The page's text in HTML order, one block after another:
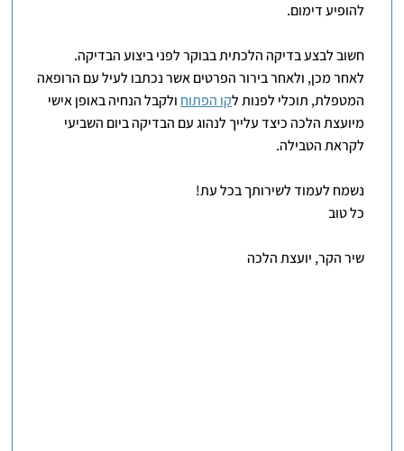
להופיע דימום.
חשוב לבצע בדיקה הלכתית בבוקר לפני ביצוע הבדיקה.
לאחר מכן, ולאחר בירור הפרטים אשר נכתבו לעיל עם הרופאה
המטפלת, תוכלי לפנות לקו הפתוח ולקבל הנחיה באופן אישי
מיועצת הלכה כיצד עלייך לנהוג עם הבדיקה ביום השביעי
לקראת הטבילה.
נשמח לעמוד לשירותך בכל עת!
כל טוב
שיר הקר, יועצת הלכה